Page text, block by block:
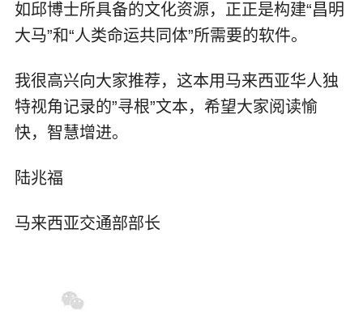
如邱博士所具备的文化资源，正正是构建“昌明
大马”和“人类命运共同体”所需要的软件。
我很高兴向大家推荐，这本用马来西亚华人独
特视角记录的”寻根”文本，希望大家阅读愉
快，智慧增进。
陆兆福
马来西亚交通部部长